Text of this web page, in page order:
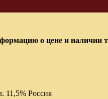
о цене и наличии
11,5% Россия